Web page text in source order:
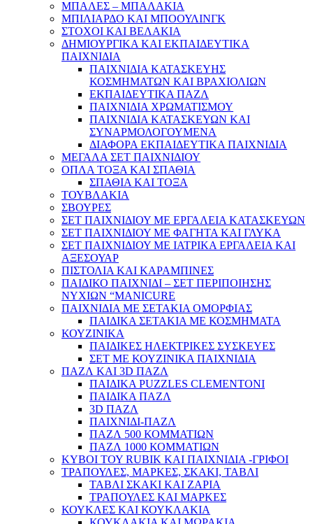
ΜΠΑΛΕΣ – ΜΠΑΛΑΚΙΑ
ΜΠΙΛΙΑΡΔΟ ΚΑΙ ΜΠΟΟΥΛΙΝΓΚ
ΣΤΟΧΟΙ ΚΑΙ ΒΕΛΑΚΙΑ
ΔΗΜΙΟΥΡΓΙΚΑ ΚΑΙ ΕΚΠΑΙΔΕΥΤΙΚΑ
ΠΑΙΧΝΙΔΙΑ
ΠΑΙΧΝΙΔΙΑ ΚΑΤΑΣΚΕΥΗΣ
ΚΟΣΜΗΜΑΤΩΝ ΚΑΙ ΒΡΑΧΙΟΛΙΩΝ
ΕΚΠΑΙΔΕΥΤΙΚΑ ΠΑΖΛ
ΠΑΙΧΝΙΔΙΑ ΧΡΩΜΑΤΙΣΜΟΥ
ΠΑΙΧΝΙΔΙΑ ΚΑΤΑΣΚΕΥΩΝ ΚΑΙ
ΣΥΝΑΡΜΟΛΟΓΟΥΜΕΝΑ
ΔΙΑΦΟΡΑ ΕΚΠΑΙΔΕΥΤΙΚΑ ΠΑΙΧΝΙΔΙΑ
ΜΕΓΑΛΑ ΣΕΤ ΠΑΙΧΝΙΔΙΟΥ
ΟΠΛΑ ΤΟΞΑ ΚΑΙ ΣΠΑΘΙΑ
ΣΠΑΘΙΑ ΚΑΙ ΤΟΞΑ
ΤΟΥΒΛΑΚΙΑ
ΣΒΟΥΡΕΣ
ΣΕΤ ΠΑΙΧΝΙΔΙΟΥ ΜΕ ΕΡΓΑΛΕΙΑ ΚΑΤΑΣΚΕΥΩΝ
ΣΕΤ ΠΑΙΧΝΙΔΙΟΥ ΜΕ ΦΑΓΗΤΑ ΚΑΙ ΓΛΥΚΑ
ΣΕΤ ΠΑΙΧΝΙΔΙΟΥ ΜΕ ΙΑΤΡΙΚΑ ΕΡΓΑΛΕΙΑ ΚΑΙ
ΑΞΕΣΟΥΑΡ
ΠΙΣΤΟΛΙΑ ΚΑΙ ΚΑΡΑΜΠΙΝΕΣ
ΠΑΙΔΙΚΟ ΠΑΙΧΝΙΔΙ – ΣΕΤ ΠΕΡΙΠΟΙΗΣΗΣ
ΝΥΧΙΩΝ “MANICURE
ΠΑΙΧΝΙΔΙΑ ΜΕ ΣΕΤΑΚΙΑ ΟΜΟΡΦΙΑΣ
ΠΑΙΔΙΚΑ ΣΕΤΑΚΙΑ ΜΕ ΚΟΣΜΗΜΑΤΑ
ΚΟΥΖΙΝΙΚΑ
ΠΑΙΔΙΚΕΣ ΗΛΕΚΤΡΙΚΕΣ ΣΥΣΚΕΥΕΣ
ΣΕΤ ΜΕ ΚΟΥΖΙΝΙΚΑ ΠΑΙΧΝΙΔΙΑ
ΠΑΖΛ ΚΑΙ 3D ΠΑΖΛ
ΠΑΙΔΙΚΑ PUZZLES CLEMENTONI
ΠΑΙΔΙΚΑ ΠΑΖΛ
3D ΠΑΖΛ
ΠΑΙΧΝΙΔΙ-ΠΑΖΛ
ΠΑΖΛ 500 ΚΟΜΜΑΤΙΩΝ
ΠΑΖΛ 1000 ΚΟΜΜΑΤΙΩΝ
ΚΥΒΟΙ ΤΟΥ RUBIK ΚΑΙ ΠΑΙΧΝΙΔΙΑ -ΓΡΙΦΟΙ
ΤΡΑΠΟΥΛΕΣ, ΜΑΡΚΕΣ, ΣΚΑΚΙ, ΤΑΒΛΙ
ΤΑΒΛΙ ΣΚΑΚΙ ΚΑΙ ΖΑΡΙΑ
ΤΡΑΠΟΥΛΕΣ ΚΑΙ ΜΑΡΚΕΣ
ΚΟΥΚΛΕΣ ΚΑΙ ΚΟΥΚΛΑΚΙΑ